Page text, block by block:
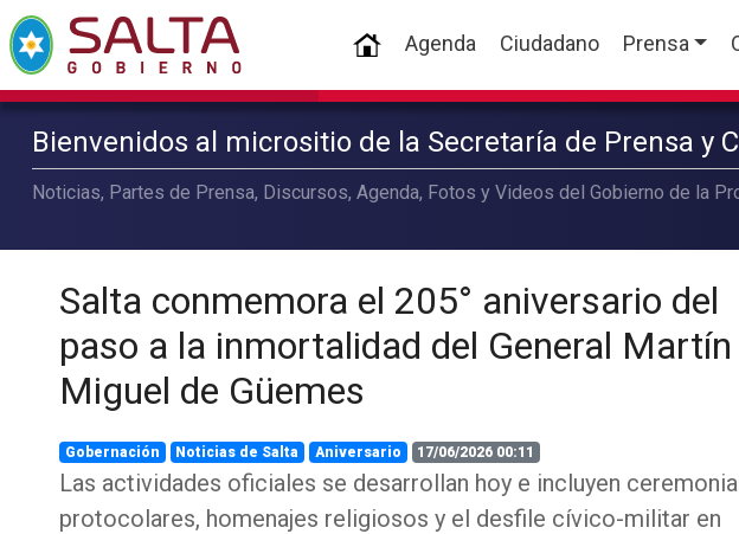
(current)
Agenda Ciudadano Prensa
Bienvenidos al micrositio de la Secretaría de Prensa y
Noticias, Partes de Prensa, Discursos, Agenda, Fotos y Videos del Gobierno de la
Salta conmemora el 205° aniversario del
paso a la inmortalidad del General Martín
Miguel de Güemes
Gobernación Noticias de Salta Aniversario 17/06/2026 00:11
Las actividades oficiales se desarrollan hoy e incluyen
protocolares, homenajes religiosos y el desfile cívico-militar en